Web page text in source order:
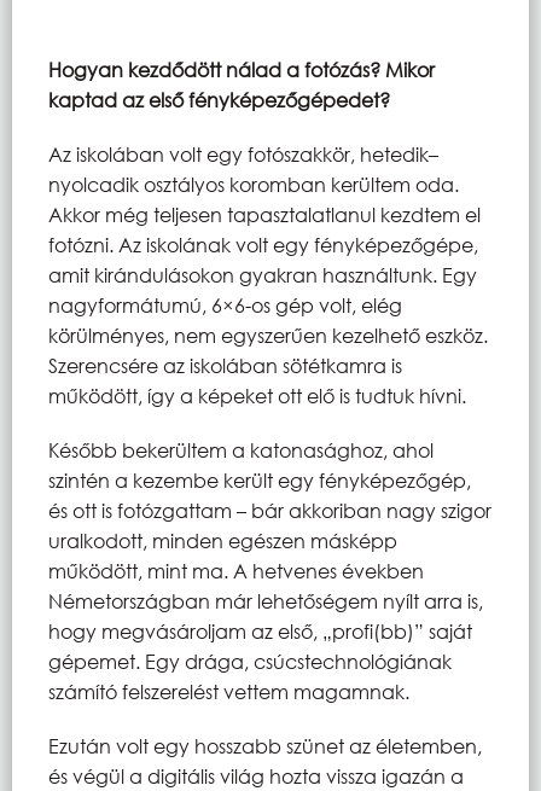
Hogyan kezdődött nálad a fotózás? Mikor
kaptad az első fényképezőgépedet?
Az iskolában volt egy fotószakkör, hetedik–
nyolcadik osztályos koromban kerültem oda.
Akkor még teljesen tapasztalatlanul kezdtem el
fotózni. Az iskolának volt egy fényképezőgépe,
amit kirándulásokon gyakran használtunk. Egy
nagyformátumú, 6×6-os gép volt, elég
körülményes, nem egyszerűen kezelhető eszköz.
Szerencsére az iskolában sötétkamra is
működött, így a képeket ott elő is tudtuk hívni.
Később bekerültem a katonasághoz, ahol
szintén a kezembe került egy fényképezőgép,
és ott is fotózgattam – bár akkoriban nagy szigor
uralkodott, minden egészen másképp
működött, mint ma. A hetvenes években
Németországban már lehetőségem nyílt arra is,
hogy megvásároljam az első, „profi(bb)” saját
gépemet. Egy drága, csúcstechnológiának
számító felszerelést vettem magamnak.
Ezután volt egy hosszabb szünet az életemben,
és végül a digitális világ hozta vissza igazán a